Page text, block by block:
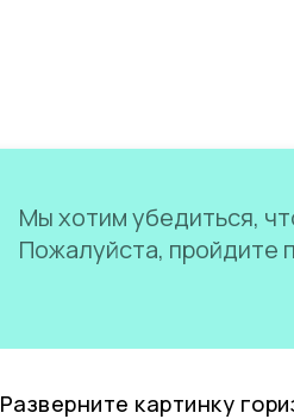
Мы хотим убедиться,
Пожалуйста, пройдите
Разверните картинку